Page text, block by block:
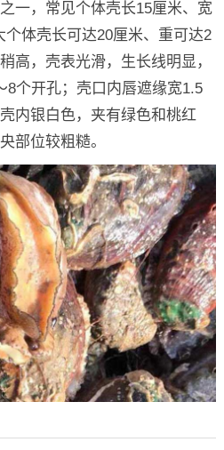
一，常见个体壳长15厘米、宽
个体壳长可达20厘米、重可达2
高，壳表光滑，生长线明显，
8个开孔；壳口内唇遮缘宽1.5
内银白色，夹有绿色和桃红
部位较粗糙。